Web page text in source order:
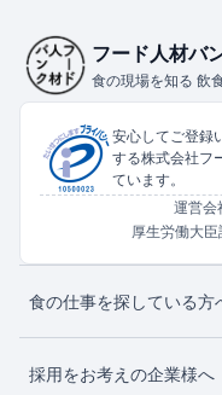
フード人材バ
食の現場を知る 飲
安心してご登録
する株式会社フ
ています。
運営会
厚生労働大臣
食の仕事を探している方
採用をお考えの企業様へ